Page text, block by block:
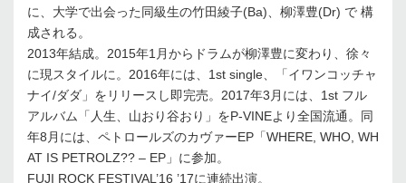
に、大学で出会った同級生の竹田綾子(Ba)、柳澤豊(Dr) で 構
成される。
2013年結成。2015年1月からドラムが柳澤豊に変わり、徐々
に現スタイルに。2016年には、1st single、「イワンコッチャ
ナイ/ダダ」をリリースし即完売。2017年3月には、1st フル
アルバム「人生、山おり谷おり」をP-VINEより全国流通。同
年8月には、ペトロールズのカヴァーEP「WHERE, WHO, WH
AT IS PETROLZ?? – EP」に参加。
FUJI ROCK FESTIVAL’16 ’17に連続出演。